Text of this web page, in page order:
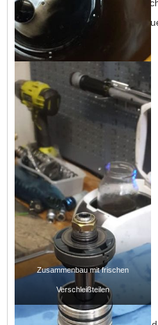
Getauscht wurden natürlich
dann bekam das Federbein
Stickstoffbefüllung.
Zusammenbau mit frischen
Verschleißteilen